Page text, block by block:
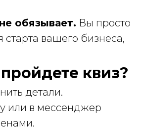
обязывает. Вы просто
вашего бизнеса,
квиз?
детали.
или в мессенджер